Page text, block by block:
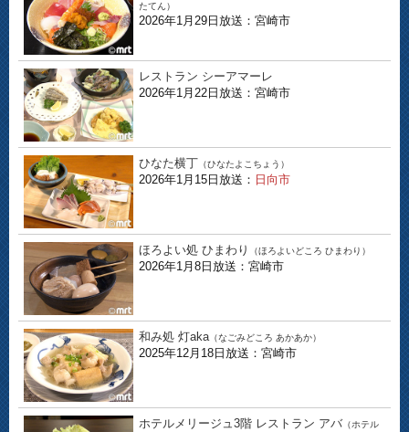
たてん）
2026年1月29日放送：宮崎市
レストラン シーアマーレ
2026年1月22日放送：宮崎市
ひなた横丁 （ひなたよこちょう）
2026年1月15日放送： 日向市
ほろよい処 ひまわり （ほろよいどころ ひまわり）
2026年1月8日放送：宮崎市
和み処 灯aka（なごみどころ あかあか）
2025年12月18日放送：宮崎市
ホテルメリージュ3階 レストラン アバ （ホテル